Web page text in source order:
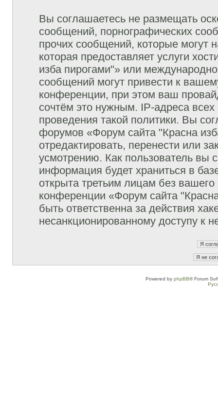
Вы соглашаетесь не размещать
сообщений, порнографических
прочих сообщений, которые могут
которая предоставляет услуги
изба пирогами"» или
сообщений могут привести к
конференции, при этом ваш
сочтём это нужным. IP-адреса
проведения такой политики. Вы
форумов «Форум сайта "Красна
отредактировать, перенести или
усмотрению. Как пользователь вы
информация будет храниться в
открыта третьим лицам без
конференции «Форум сайта
быть ответственна за действия
несанкционированному доступу к
Powered by phpBB® Forum